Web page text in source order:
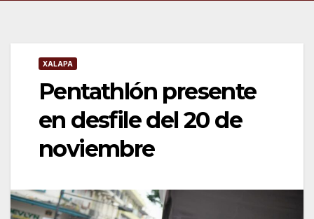
XALAPA
Pentathlón presente
en desfile del 20 de
noviembre